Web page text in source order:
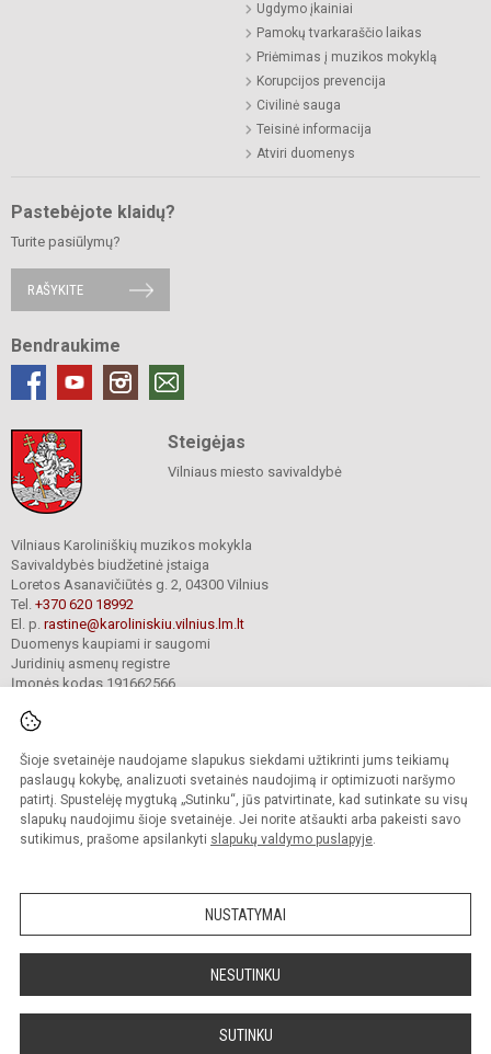
Šioje svetainėje naudojame slapukus siekdami užtikrinti jums teikiamų
paslaugų kokybę, analizuoti svetainės naudojimą ir optimizuoti naršymo
patirtį. Spustelėję mygtuką „Sutinku“, jūs patvirtinate, kad sutinkate su visų
slapukų naudojimu šioje svetainėje. Jei norite atšaukti arba pakeisti savo
sutikimus, prašome apsilankyti slapukų valdymo puslapyje.
NUSTATYMAI
NESUTINKU
SUTINKU
Ugdymo įkainiai
Pamokų tvarkaraščio laikas
Priėmimas į muzikos mokyklą
Korupcijos prevencija
Civilinė sauga
Teisinė informacija
Atviri duomenys
Pastebėjote klaidų?
Turite pasiūlymų?
RAŠYKITE
Bendraukime
Steigėjas
Vilniaus miesto savivaldybė
Vilniaus Karoliniškių muzikos mokykla
Savivaldybės biudžetinė įstaiga
Loretos Asanavičiūtės g. 2, 04300 Vilnius
Tel. +370 620 18992
El. p. rastine@karoliniskiu.vilnius.lm.lt
Duomenys kaupiami ir saugomi
Juridinių asmenų registre
Įmonės kodas 191662566
© 2025. Vilniaus Karoliniškių muzikos mokykla. Visos teisės saugomos.
Kopijuoti turinį be raštiško įstaigos administracijos sutikimo griežtai draudžiama.
Versija neįgaliesiems Slapukų valdymas
Sumanus būdas atnaujinti